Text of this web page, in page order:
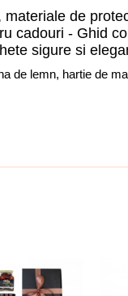
materiale de
cadouri - Ghid
sigure si
de lemn, hartie de